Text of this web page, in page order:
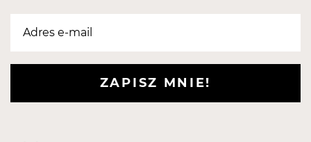
ZAPISZ MNIE!